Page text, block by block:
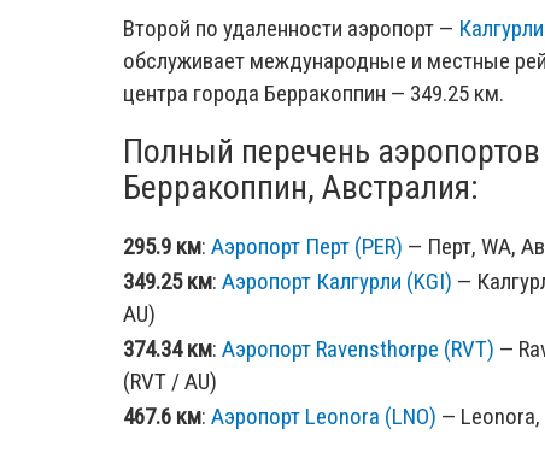
Второй по удаленности аэропорт —
обслуживает международные и местные
центра города Берракоппин — 349.25 км.
Полный перечень
Берракоппин, Австралия:
295.9 км: Аэропорт Перт (PER) — Перт, WA,
349.25 км: Аэропорт Калгурли (KGI) —
AU)
374.34 км: Аэропорт Ravensthorpe (RVT) —
(RVT / AU)
467.6 км: Аэропорт Leonora (LNO) — Leonora,